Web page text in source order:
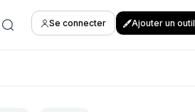
Se connecter Ajouter un outil